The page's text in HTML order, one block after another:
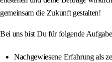
gemeinsam die Zukunft gestalten!
Bei uns bist Du für folgende
Nachgewiesene Erfahrung als